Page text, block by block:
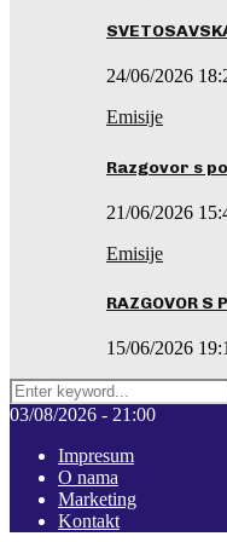
24/06/2026
Emisije
Razgovor s
21/06/2026
Emisije
RAZGOVOR
15/06/2026
Search
for:
03/08/2026 - 21:00
Impresum
O nama
Marketing
Kontakt